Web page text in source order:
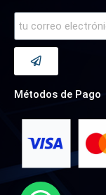
Métodos de Pago